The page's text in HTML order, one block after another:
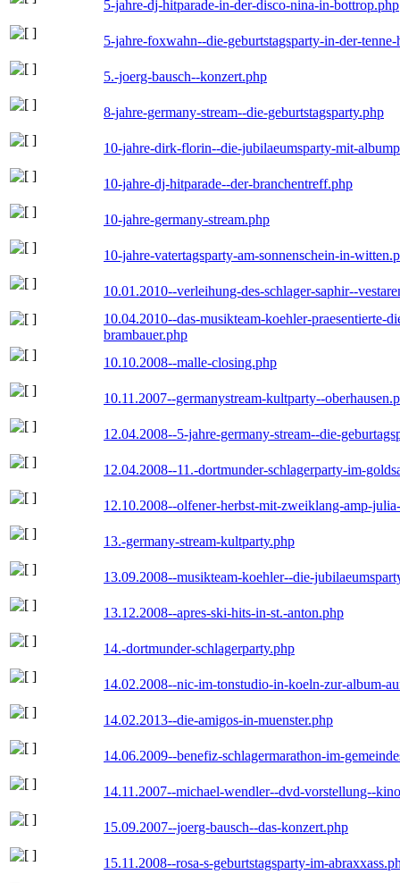
5-jahre-dj-hitparade-in-der-disco-nina-in-bottrop.php
5-jahre-foxwahn--die-geburtstagsparty-in-der-tenne-
5.-joerg-bausch--konzert.php
8-jahre-germany-stream--die-geburtstagsparty.php
10-jahre-dirk-florin--die-jubilaeumsparty-mit-
10-jahre-dj-hitparade--der-branchentreff.php
10-jahre-germany-stream.php
10-jahre-vatertagsparty-am-sonnenschein-in-
10.01.2010--verleihung-des-schlager-saphir--
10.04.2010--das-musikteam-koehler-praesentierte-
brambauer.php
10.10.2008--malle-closing.php
10.11.2007--germanystream-kultparty--
12.04.2008--5-jahre-germany-stream--die-
12.04.2008--11.-dortmunder-schlagerparty-im-
12.10.2008--olfener-herbst-mit-zweiklang-amp-
13.-germany-stream-kultparty.php
13.09.2008--musikteam-koehler--die-
13.12.2008--apres-ski-hits-in-st.-anton.php
14.-dortmunder-schlagerparty.php
14.02.2008--nic-im-tonstudio-in-koeln-zur-album-
14.02.2013--die-amigos-in-muenster.php
14.06.2009--benefiz-schlagermarathon-im-
14.11.2007--michael-wendler--dvd-vorstellung--
15.09.2007--joerg-bausch--das-konzert.php
15.11.2008--rosa-s-geburtstagsparty-im-